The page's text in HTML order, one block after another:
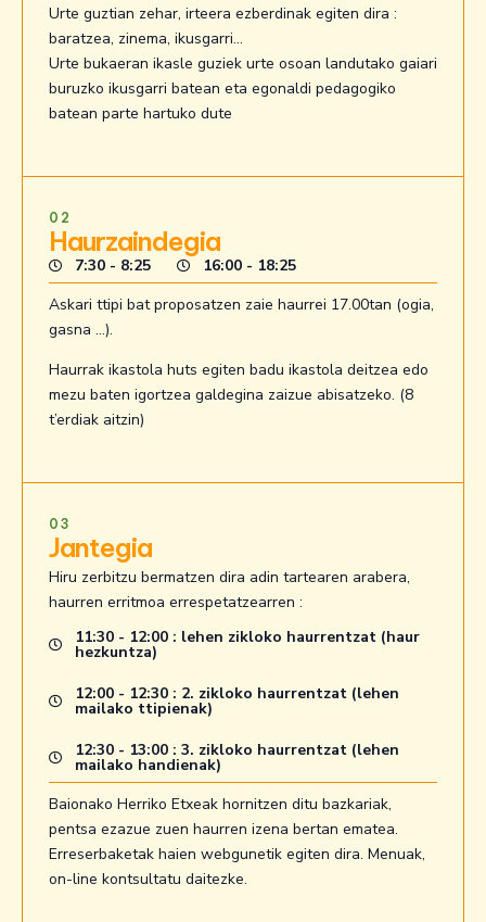
Urte guztian zehar, irteera ezberdinak egiten dira :
baratzea, zinema, ikusgarri…
Urte bukaeran ikasle guziek urte osoan landutako gaiari
buruzko ikusgarri batean eta egonaldi pedagogiko
batean parte hartuko dute
02
Haurzaindegia
7:30 - 8:25
16:00 - 18:25
Askari ttipi bat proposatzen zaie haurrei 17.00tan (ogia,
gasna …).
Haurrak ikastola huts egiten badu ikastola deitzea edo
mezu baten igortzea galdegina zaizue abisatzeko. (8
t’erdiak aitzin)
03
Jantegia
Hiru zerbitzu bermatzen dira adin tartearen arabera,
haurren erritmoa errespetatzearren :
11:30 - 12:00 : lehen zikloko haurrentzat (haur
hezkuntza)
12:00 - 12:30 : 2. zikloko haurrentzat (lehen
mailako ttipienak)
12:30 - 13:00 : 3. zikloko haurrentzat (lehen
mailako handienak)
Baionako Herriko Etxeak hornitzen ditu bazkariak,
pentsa ezazue zuen haurren izena bertan ematea.
Erreserbaketak haien webgunetik egiten dira. Menuak,
on-line kontsultatu daitezke.